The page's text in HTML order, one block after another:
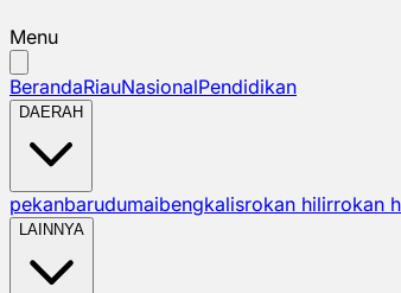
Menu
BerandaRiauNasionalPendidikan
DAERAH
pekanbarudumaibengkalisrokan hilirrokan
LAINNYA